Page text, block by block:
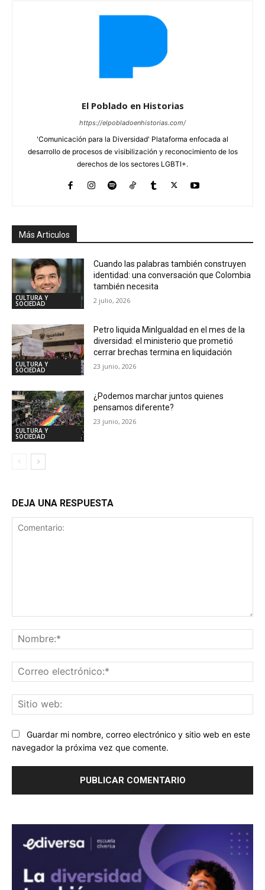
El Poblado en Historias
https://elpobladoenhistorias.com/
'Comunicación para la Diversidad' Plataforma enfocada al
desarrollo de procesos de visibilización y reconocimiento de los
derechos de los sectores LGBTI+.
Más Articulos
CULTURA Y
SOCIEDAD
Cuando las palabras también construyen
identidad: una conversación que Colombia
también necesita
2 julio, 2026
CULTURA Y
SOCIEDAD
Petro liquida MinIgualdad en el mes de la
diversidad: el ministerio que prometió
cerrar brechas termina en liquidación
23 junio, 2026
CULTURA Y
SOCIEDAD
¿Podemos marchar juntos quienes
pensamos diferente?
23 junio, 2026
DEJA UNA RESPUESTA
Guardar mi nombre, correo electrónico y sitio web en este
navegador la próxima vez que comente.